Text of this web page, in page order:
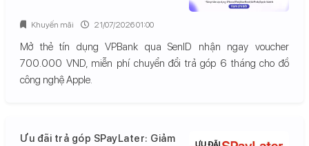
Mở thẻ tín dụng VPBank qua SenID nhận ngay voucher
700.000 VND, miễn phí chuyển đổi trả góp 6 tháng cho đồ
công nghệ Apple.
Khuyến mãi 21/07/2026 01:00
Ưu đãi trả góp SPayLater: Giảm